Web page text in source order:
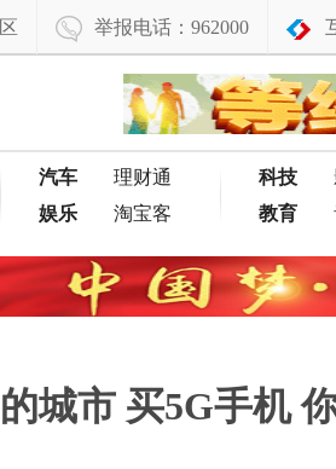
举报电话：962000
汽车
理财通
娱乐
淘宝客
科技
教育
城市 买5G手机